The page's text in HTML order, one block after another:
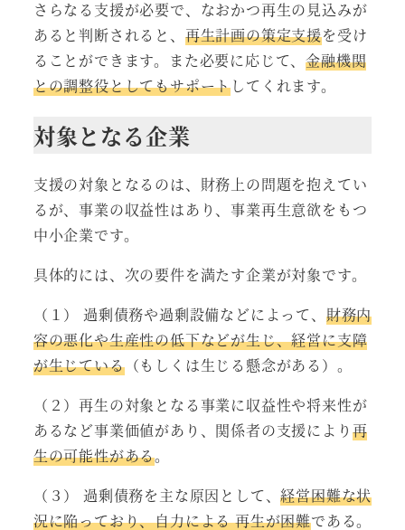
さらなる支援が必要で、なおかつ再生の見込みが
あると判断されると、 再生計画の策定支援を受け
ることができます。また必要に応じて、金融機関
との調整役としてもサポートしてくれます。
対象となる企業
支援の対象となるのは、財務上の問題を抱えてい
るが、事業の収益性はあり、事業再生意欲をもつ
中小企業です。
具体的には、次の要件を満たす企業が対象です。
（１） 過剰債務や過剰設備などによって、 財務内
容の悪化や生産性の低下などが生じ、経営に支障
が生じている（もしくは生じる懸念がある）。
（２）再生の対象となる事業に収益性や将来性が
あるなど事業価値があり、関係者の支援により 再
生の可能性がある。
（３） 過剰債務を主な原因として、経営困難な状
況に陥っており、自力による 再生が困難である。